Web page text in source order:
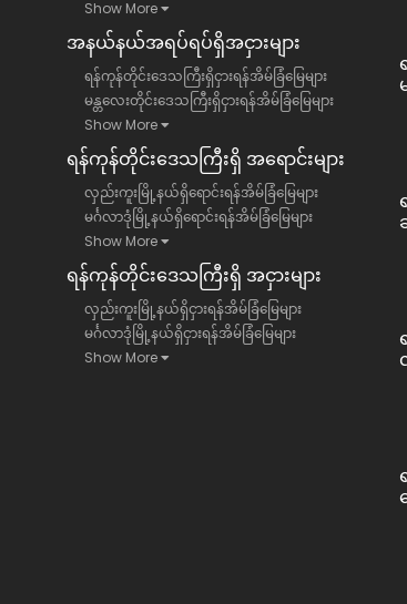
Show More
အနယ်နယ်အရပ်ရပ်ရှိအငှားများ
ရန်ကုန်တိုင်းဒေသကြီးရှိငှားရန်အိမ်ခြံမြေများ
မန္တလေးတိုင်းဒေသကြီးရှိငှားရန်အိမ်ခြံမြေများ
Show More
ရန်​ကုန်တိုင်းဒေသကြီး​ရှိ အရောင်းများ
လှည်းကူးမြို့နယ်ရှိရောင်းရန်အိမ်ခြံမြေများ
မင်္ဂလာဒုံမြို့နယ်ရှိရောင်းရန်အိမ်ခြံမြေများ
Show More
ရန်​ကုန်တိုင်းဒေသကြီး​ရှိ အငှားများ
လှည်းကူးမြို့နယ်ရှိငှားရန်အိမ်ခြံမြေများ
မင်္ဂလာဒုံမြို့နယ်ရှိငှားရန်အိမ်ခြံမြေများ
Show More